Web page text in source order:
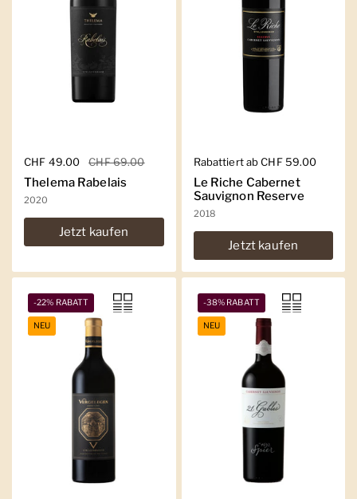
Regulärer Preis
CHF 49.00 Sale-Preis
CHF 69.00
Thelema Rabelais
2020
Jetzt kaufen
Regulärer Preis
Rabattiert ab CHF 59.00
Le Riche Cabernet
Sauvignon Reserve
2018
Jetzt kaufen
-22% RABATT
NEU
-38% RABATT
NEU